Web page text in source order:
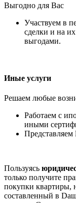
Выгодно для Вас
Участвуем в
сделки и на
выгодами.
Иные услуги
Решаем любые
Работаем с
иными
Пользуясь
только получите
покупки квартиры,
составленный в